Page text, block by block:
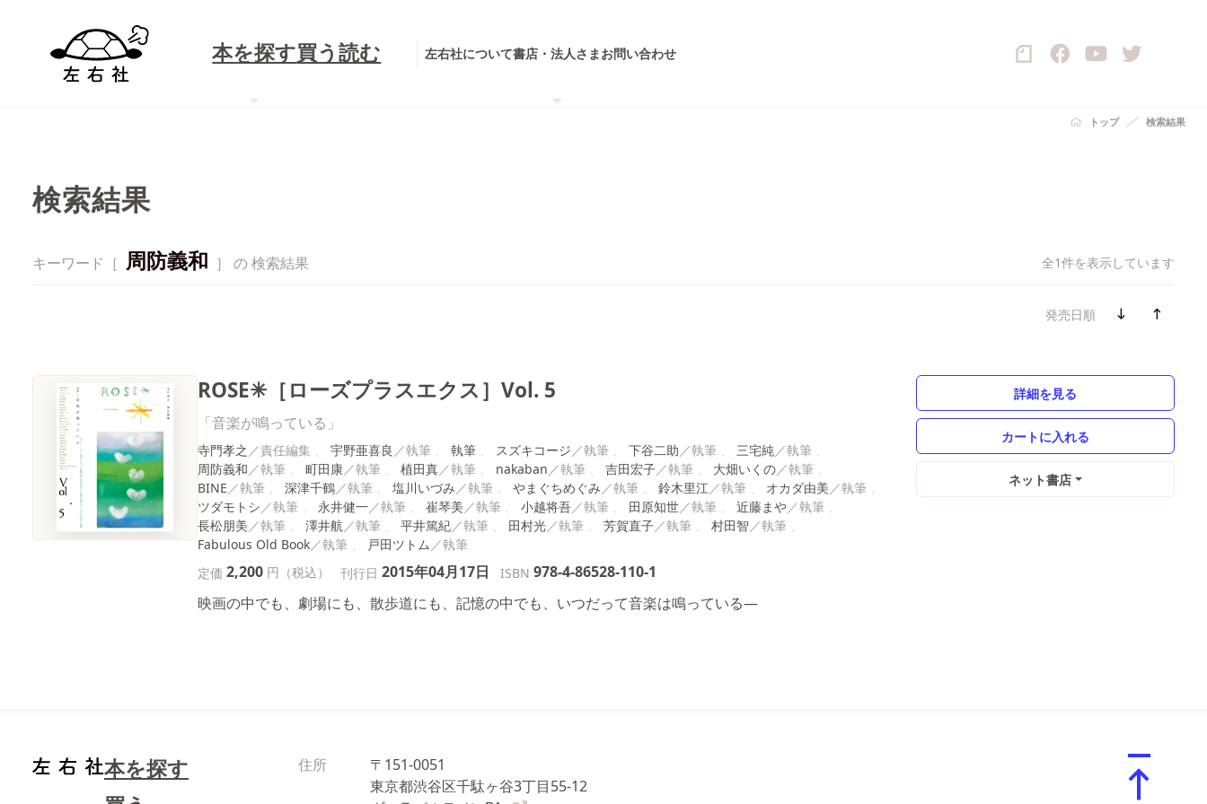
本を探す買う読む 左右社について書店・法人さまお問い合わせ
トップ 検索結果
検索結果
キーワード［ 周防義和 ］ の 検索結果 全1件を表示しています
発売日順
ROSE✳［ローズプラスエクス］Vol. 5
「音楽が鳴っている」
寺門孝之 宇野亜喜良 執筆 スズキコージ 下谷二助
三宅純
周防義和
町田康 植田真 nakaban 吉田宏子
大畑いくの
BINE
深津千鶴 塩川いづみ やまぐちめぐみ 鈴木里江
オカダ由美
ツダモトシ
永井健一 崔琴美 小越将吾 田原知世
近藤まや
長松朋美
澤井航 平井篤紀 田村光 芳賀直子
村田智
Fabulous Old Book
戸田ツトム
定価 2,200 円（税込） 刊行日 2015年04月17日 ISBN 978-4-86528-110-1
映画の中でも、劇場にも、散歩道にも、記憶の中でも、いつだって音楽は鳴っている―
詳細を見る
ネット書店
本を探す
住所
〒151-0051
東京都渋谷区千駄ヶ谷3丁目55-12